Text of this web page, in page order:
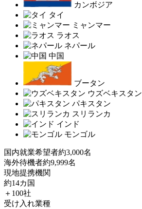
カンボジア
タイ
ミャンマー
ラオス
ネパール
中国
ブータン
ウズベキスタン
パキスタン
スリランカ
インド
モンゴル
国内就業希望者約3,000名
海外待機者約9,999名
現地提携機関
約14カ国
＋100社
受け入れ業種